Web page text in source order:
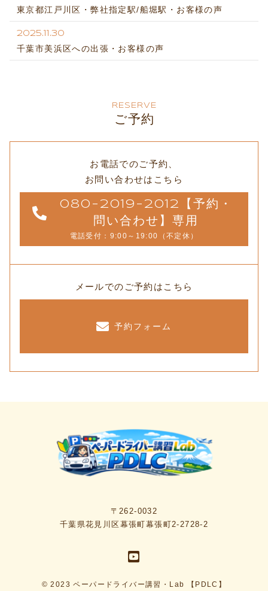
東京都江戸川区・弊社指定駅/船堀駅・お客様の声
2025.11.30
千葉市美浜区への出張・お客様の声
RESERVE
ご予約
お電話でのご予約、
お問い合わせはこちら
080-2019-2012【予約・
問い合わせ】専用
電話受付：9:00～19:00（不定休）
メールでのご予約はこちら
予約フォーム
〒262-0032
千葉県花見川区幕張町幕張町2-2728-2
© 2023 ペーパードライバー講習・Lab 【PDLC】